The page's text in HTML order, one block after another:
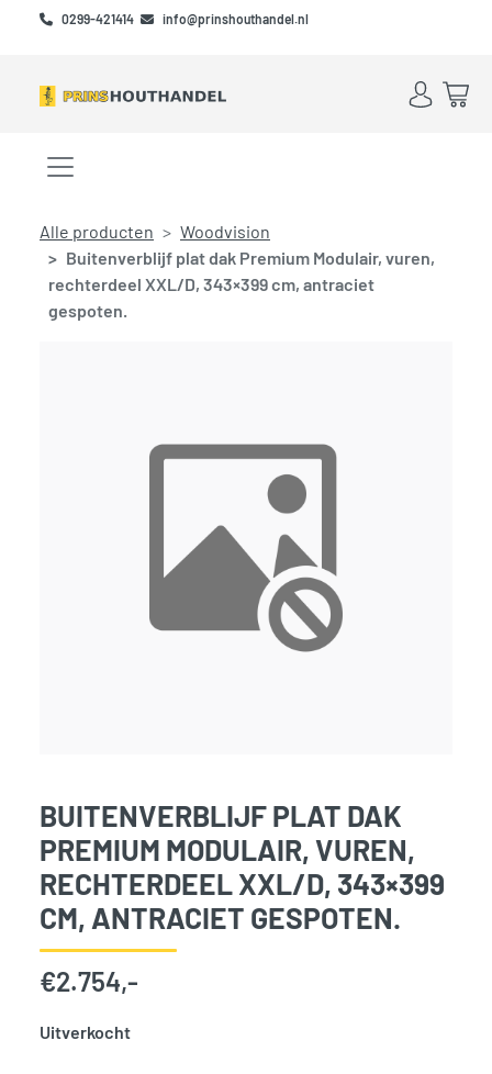
Skip to main content
Skip to footer
0299-421414 info@prinshouthandel.nl
Account
Menu openen/sluiten
Alle producten
Woodvision
Buitenverblijf plat dak Premium Modulair, vuren,
rechterdeel XXL/D, 343×399 cm, antraciet
gespoten.
BUITENVERBLIJF PLAT DAK
PREMIUM MODULAIR, VUREN,
RECHTERDEEL XXL/D, 343×399
CM, ANTRACIET GESPOTEN.
€2.754,-
Uitverkocht